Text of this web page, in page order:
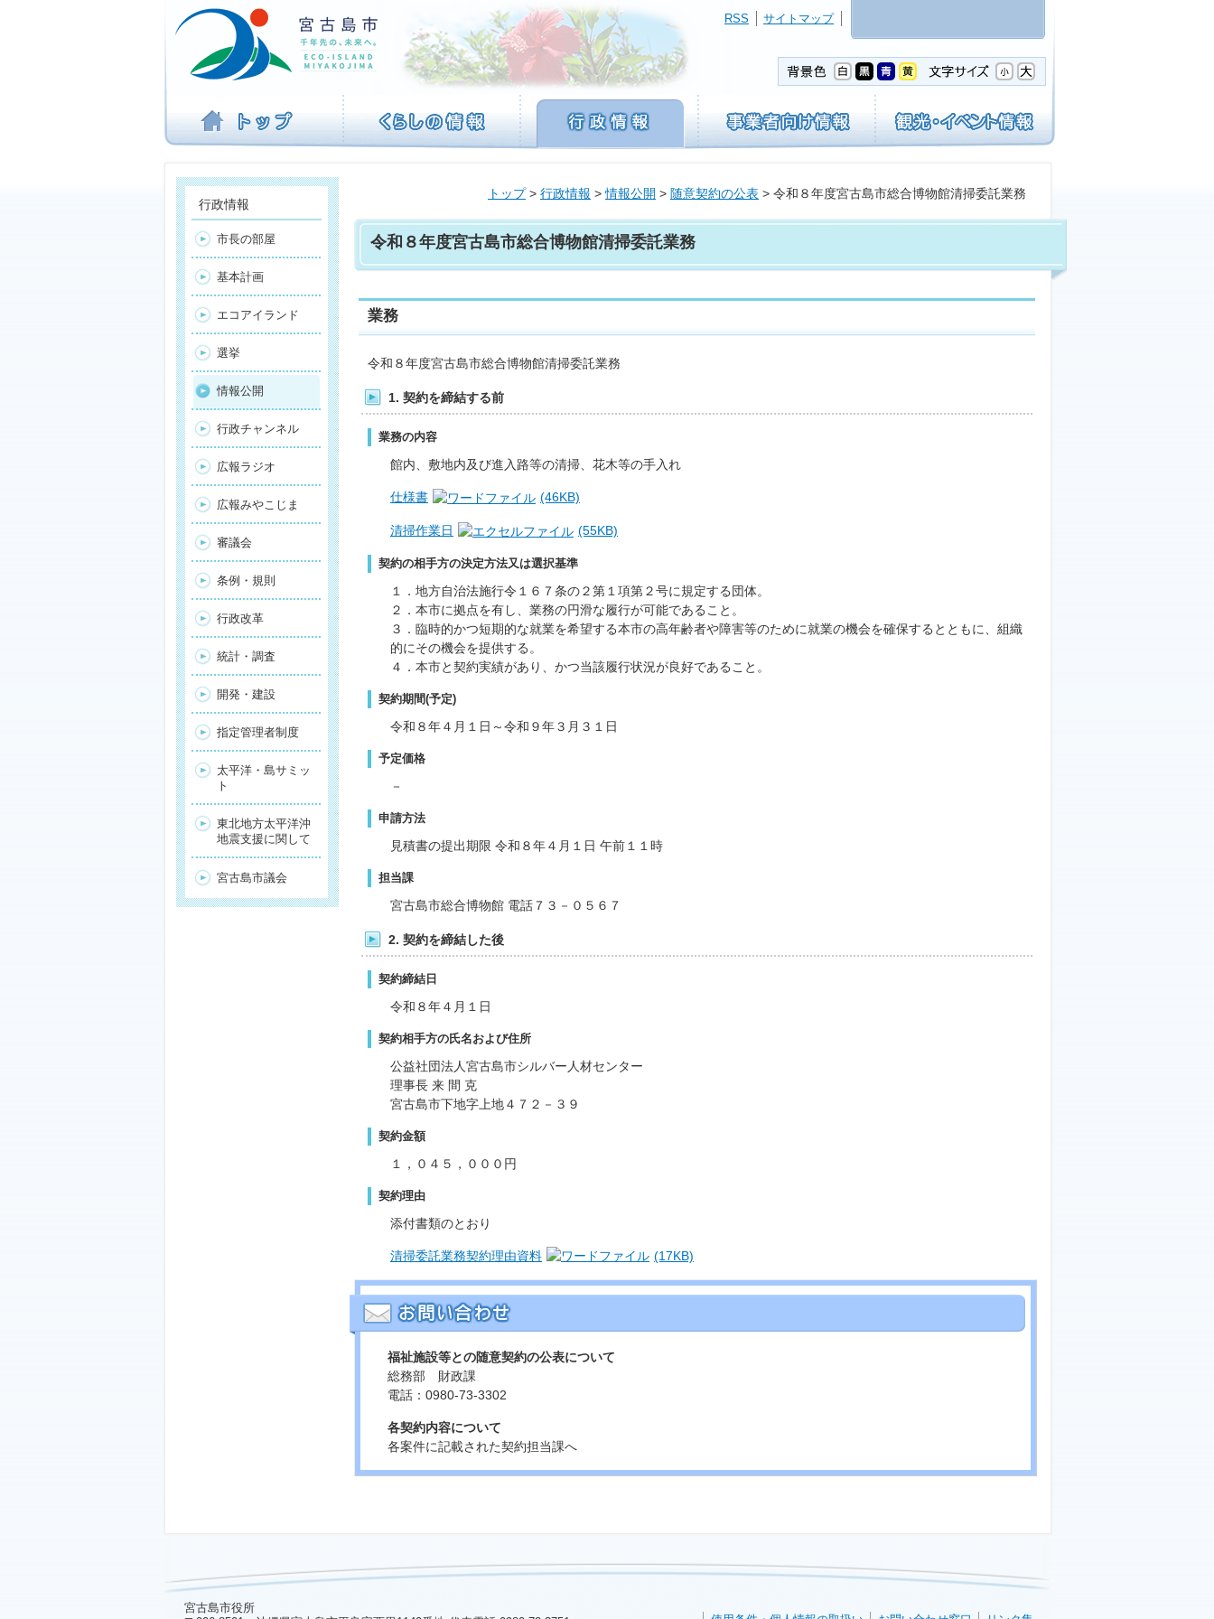
ビ
を
ば
す
サイトマップ
RSS
トップ> 行政情報 >情報公開 > 随意契約の公表 > 令和８年度宮古島市総合博物館清掃委託業務
令和８年度宮古島市総合博物館清掃委託業務
業務
令和８年度宮古島市総合博物館清掃委託業務
1. 契約を締結する前
業務の内容
館内、敷地内及び進入路等の清掃、花木等の手入れ
仕様書 (46KB)
清掃作業日 (55KB)
契約の相手方の決定方法又は選択基準
１．地方自治法施行令１６７条の２第１項第２号に規定する団体。
２．本市に拠点を有し、業務の円滑な履行が可能であること。
３．臨時的かつ短期的な就業を希望する本市の高年齢者や障害等のために就業の機会を確保するとともに、組織
的にその機会を提供する。
４．本市と契約実績があり、かつ当該履行状況が良好であること。
契約期間(予定)
令和８年４月１日～令和９年３月３１日
予定価格
－
申請方法
見積書の提出期限 令和８年４月１日 午前１１時
担当課
宮古島市総合博物館 電話７３－０５６７
2. 契約を締結した後
契約締結日
令和８年４月１日
契約相手方の氏名および住所
公益社団法人宮古島市シルバー人材センター
理事長 来 間 克
宮古島市下地字上地４７２－３９
契約金額
１，０４５，０００円
契約理由
添付書類のとおり
清掃委託業務契約理由資料 (17KB)
福祉施設等との随意契約の公表について
総務部 財政課
電話：0980-73-3302
各契約内容について
各案件に記載された契約担当課へ
行政情報
市長の部屋
基本計画
エコアイランド
選挙
情報公開
行政チャンネル
広報ラジオ
広報みやこじま
審議会
条例・規則
行政改革
統計・調査
開発・建設
指定管理者制度
太平洋・島サミッ
ト
東北地方太平洋沖
地震支援に関して
宮古島市議会
宮古島市役所